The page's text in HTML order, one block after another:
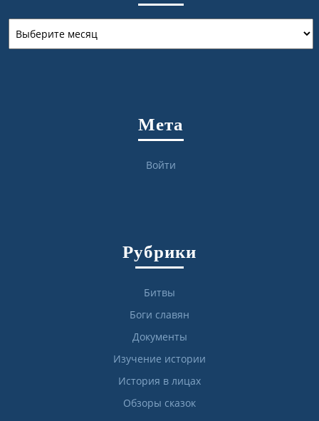
Мета
Войти
Рубрики
Битвы
Боги славян
Документы
Изучение истории
История в лицах
Обзоры сказок